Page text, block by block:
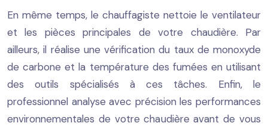
En même temps, le chauffagiste nettoie le ventilateur
et les pièces principales de votre chaudière. Par
ailleurs, il réalise une vérification du taux de monoxyde
de carbone et la température des fumées en utilisant
des outils spécialisés à ces tâches. Enfin, le
professionnel analyse avec précision les performances
environnementales de votre chaudière avant de vous